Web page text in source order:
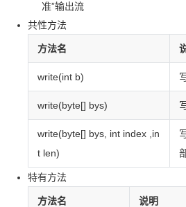
准”输出流
共性方法
方法名
write(int b)
write(byte[] bys)
write(byte[] bys, int index ,in
t len)
特有方法
方法名 说明